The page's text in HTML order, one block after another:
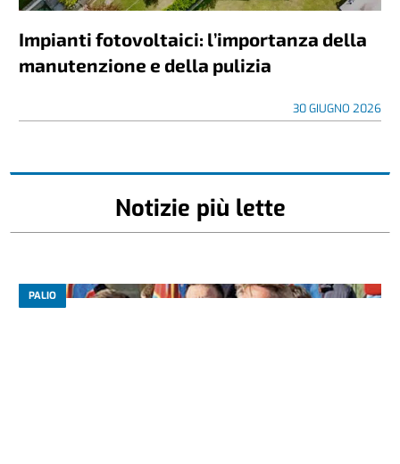
Impianti fotovoltaici: l’importanza della
manutenzione e della pulizia
30 GIUGNO 2026
Notizie più lette
PALIO